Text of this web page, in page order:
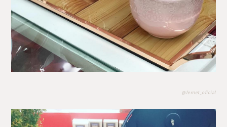
@fernet_oficial